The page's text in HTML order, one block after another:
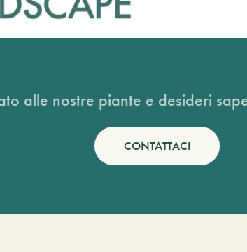
alle nostre piante e desideri
CONTATTACI